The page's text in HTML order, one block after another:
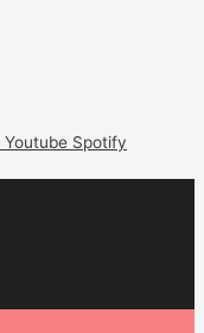
Youtube Spotify